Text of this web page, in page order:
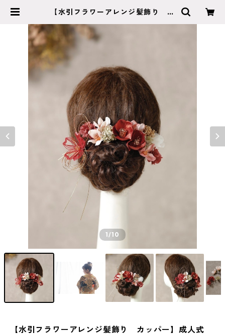
【水引フラワーアレンジ髪飾り カ
k-0133 | cocorofleur ココロフル
ール 【成人式 卒業式 結婚式】
特別な日のヘッドアクセサリー・ブ
1/10
【水引フラワーアレンジ髪飾り カッパー】成人式